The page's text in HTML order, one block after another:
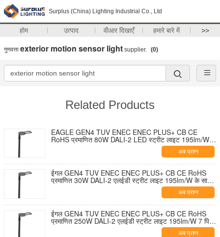
Surplus (China) Lighting Industrial Co., Ltd
होम उत्पाद वीआर दिखाएँ हमारे बारे में >>
गुणवत्ता exterior motion sensor light supplier. (0)
Related Products
EAGLE GEN4 TUV ENEC ENEC PLUS+ CB CE
RoHS प्रमाणित 80W DALI-2 LED स्ट्रीट लाइट 195lm/W 7
पिन NEMA सॉकेट शॉर्टिंग कैप और 10KV SPD के साथ टूल-फ्री
अब प्रश्न
ईगल GEN4 TUV ENEC ENEC PLUS+ CB CE RoHS
प्रमाणित 30W DALI-2 एलईडी स्ट्रीट लाइट 195lm/W के साथ
7 पिन NEMA सॉकेट शॉर्टिंग कैप और 10KV एसपीडी टूल-फ्री
अब प्रश्न
ईगल GEN4 TUV ENEC ENEC PLUS+ CB CE RoHS
प्रमाणित 250W DALI-2 एलईडी स्ट्रीट लाइट 195lm/W 7 पिन
NEMA सॉकेट शॉर्टिंग कैप और 10KV SPD के साथ टूल-फ्री
अब प्रश्न